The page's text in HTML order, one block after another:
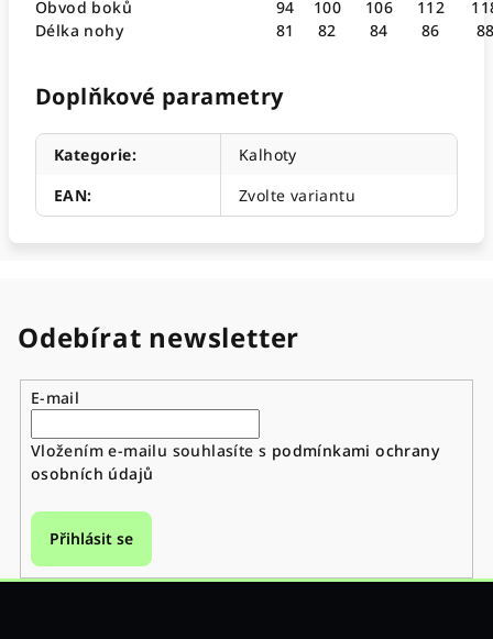
Obvod boků
94 100 106 112
Délka nohy
81 82 84 86
Doplňkové parametry
Kategorie:
Kalhoty
EAN: Zvolte variantu
Odebírat newsletter
E-mail
Vložením e-mailu souhlasíte s podmínkami ochrany
osobních údajů
Přihlásit se